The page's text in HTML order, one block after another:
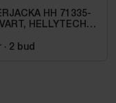
HH 71335-
HELLYTECH
· 2 bud